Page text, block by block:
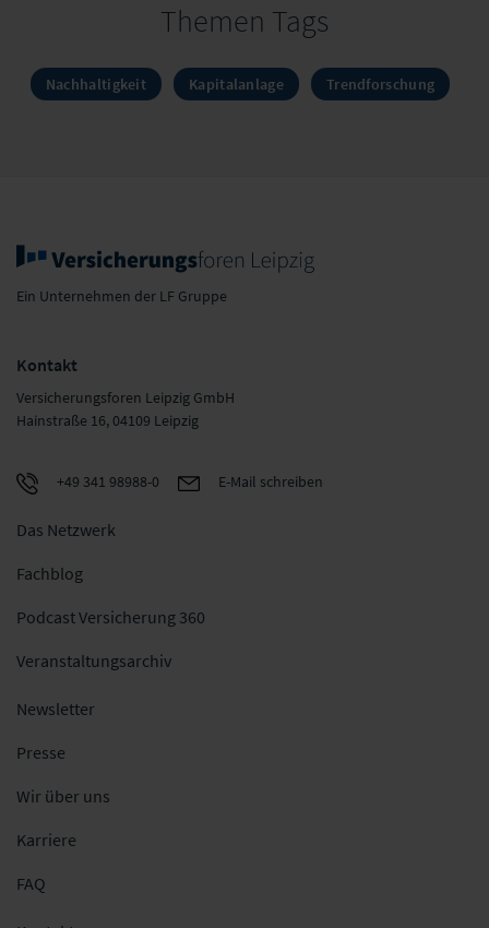
Themen Tags
Nachhaltigkeit Kapitalanlage Trendforschung
Ein Unternehmen der LF Gruppe
Kontakt
Versicherungsforen Leipzig GmbH
Hainstraße 16, 04109 Leipzig
+49 341 98988-0 E-Mail schreiben
Das Netzwerk
Fachblog
Podcast Versicherung 360
Veranstaltungsarchiv
Newsletter
Presse
Wir über uns
Karriere
FAQ